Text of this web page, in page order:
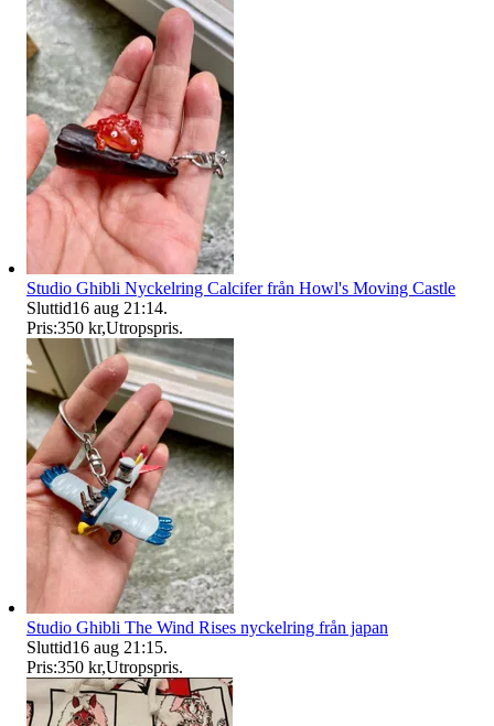
Studio Ghibli Nyckelring Calcifer från Howl's Moving Castle
Sluttid16 aug 21:14.
Pris:350 kr,Utropspris.
Studio Ghibli The Wind Rises nyckelring från japan
Sluttid16 aug 21:15.
Pris:350 kr,Utropspris.